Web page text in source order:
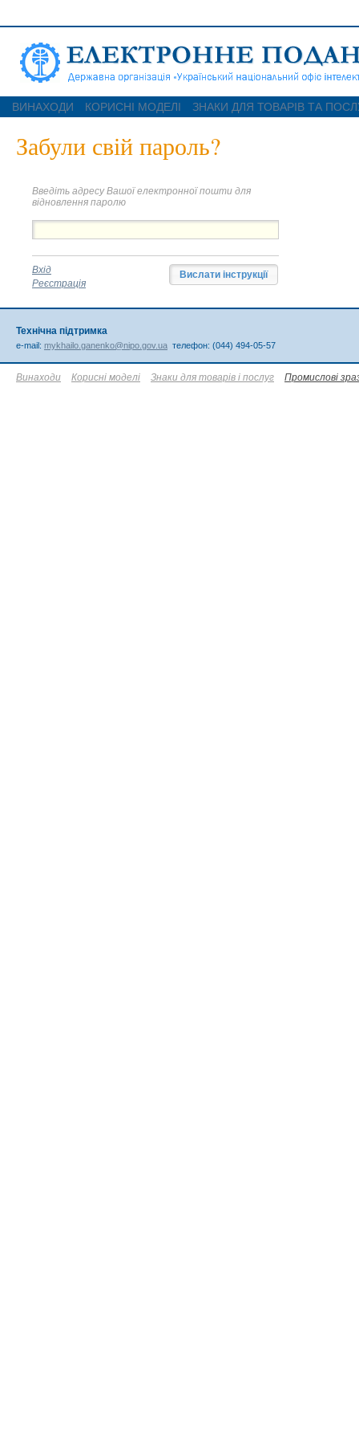
ВИНАХОДИ КОРИСНІ МОДЕЛІ ЗНАКИ ДЛЯ ТОВАРІВ ТА
Забули свій пароль?
Введіть адресу Вашої електронної пошти для
відновлення паролю
Вхід
Реєстрація
Технічна підтримка
e-mail: mykhailo.ganenko@nipo.gov.ua телефон: (044) 494-05-57
Винаходи Корисні моделі Знаки для товарів і послуг Промислові